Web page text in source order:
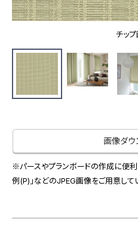
大阪ショールーム
お客様サポート トップ
画像ダウンロード
お役立ち資料
サンプル・カタログ請求／お問い合わせ
非住宅案件に関するお問い合わ
スペースソリューション事業
オフィスソリューション事業
会社情報
チッ
画像ダウ
※パースやプランボードの作成に便利
例(P)」などのJPEG画像をご用意して